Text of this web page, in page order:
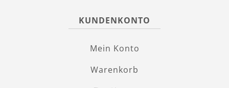
KUNDENKONTO
Mein Konto
Warenkorb